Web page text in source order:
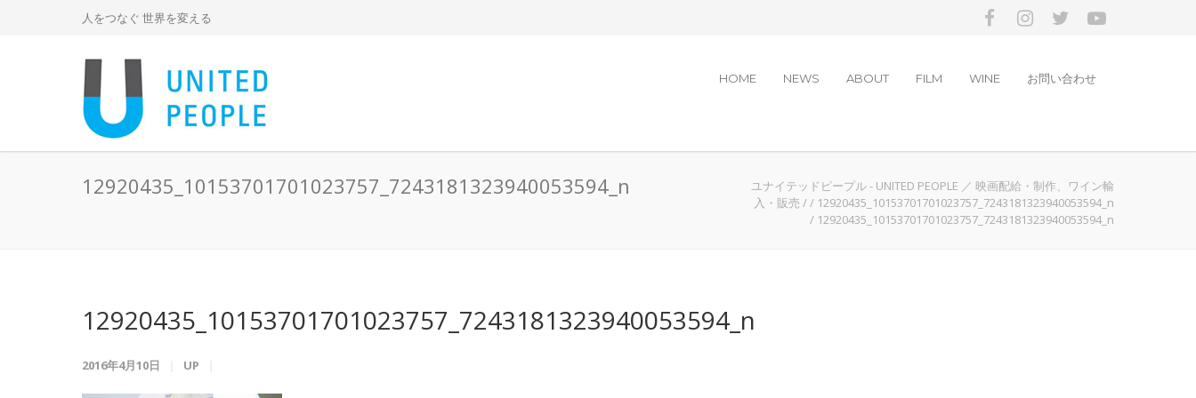
人をつなぐ 世界を変える
HOME NEWS ABOUT FILM WINE お問い合わせ
12920435_10153701701023757_7243181323940053594_n
ユナイテッドピープル - UNITED PEOPLE ／ 映画配給・制作、ワイン輸
入・販売 // 12920435_10153701701023757_7243181323940053594_n
/ 12920435_10153701701023757_7243181323940053594_n
12920435_10153701701023757_7243181323940053594_n
2016年4月10日 UP